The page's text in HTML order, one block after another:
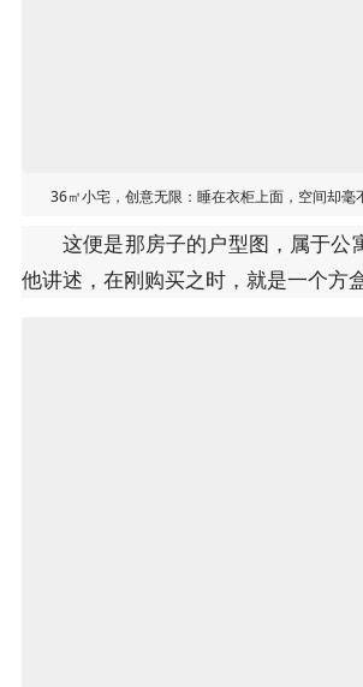
36㎡小宅，创意无限：睡在衣柜上面，空间却毫
这便是那房子的户型图，属于公
他讲述，在刚购买之时，就是一个方